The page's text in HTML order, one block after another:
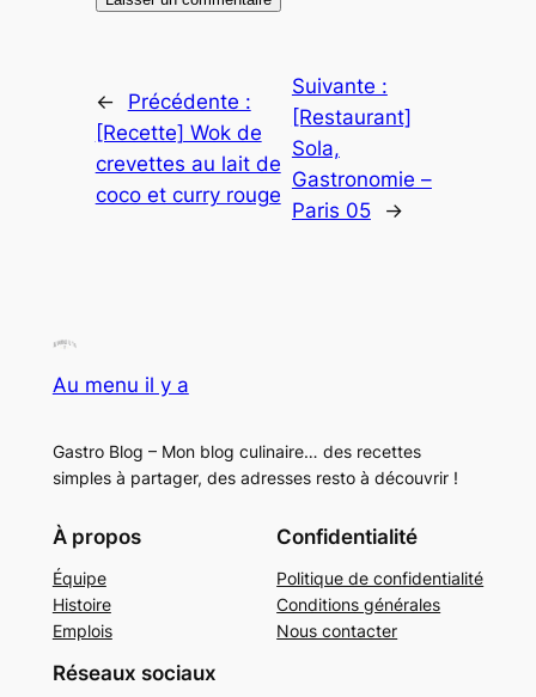
←
Précédente :
[Recette] Wok de
crevettes au lait de
coco et curry rouge
Suivante :
[Restaurant]
Sola,
Gastronomie –
Paris 05
→
Au menu il y a
Gastro Blog – Mon blog culinaire… des recettes
simples à partager, des adresses resto à découvrir !
À propos
Équipe
Histoire
Emplois
Confidentialité
Politique de confidentialité
Conditions générales
Nous contacter
Réseaux sociaux